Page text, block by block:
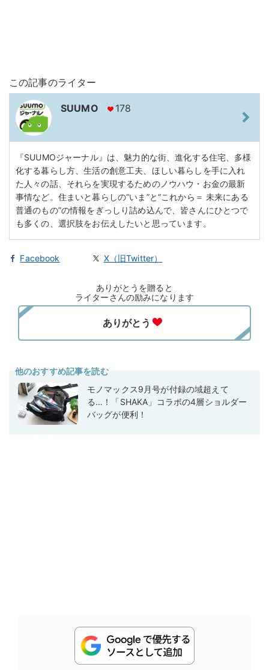
この記事のライター
SUUMO 178
『SUUMOジャーナル』は、魅力的な街、進化する住宅、多様
化する暮らし方、生活の創意工夫、ほしい暮らしを手に入れ
た人々の話、それらを実現するためのノウハウ・お金の最新
事情など。住まいと暮らしの“いま”と“これから＝ 未来にある
普通のもの”の情報をぎっしり詰め込んで、皆さんにひとつで
も多くの、選択肢をお伝えしたいと思っています。
Facebook X（旧Twitter）
ありがとうを贈ると
ライターさんの励みになります
他のおすすめ記事を読む
モノマックス9月号が付録の域超えて
る…！「SHAKA」コラボの4層ショルダー
バッグが便利！